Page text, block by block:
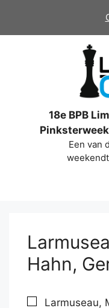
de
18e BPB
Een van
Hahn,
Larmuseau,